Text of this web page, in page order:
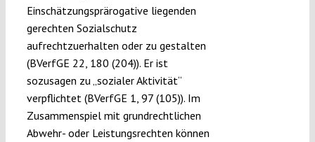
Einschätzungsprärogative liegenden
gerechten Sozialschutz
aufrechtzuerhalten oder zu gestalten
(BVerfGE 22, 180 (204)). Er ist
sozusagen zu „sozialer Aktivität“
verpflichtet (BVerfGE 1, 97 (105)). Im
Zusammenspiel mit grundrechtlichen
Abwehr- oder Leistungsrechten können